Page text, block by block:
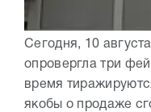
Сегодня, 10
опровергла три
время
якобы о продаже